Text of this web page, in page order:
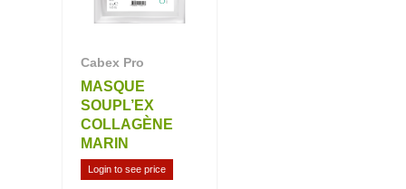
Cabex Pro
MASQUE
SOUPL’EX
COLLAGÈNE
MARIN
Login to see price